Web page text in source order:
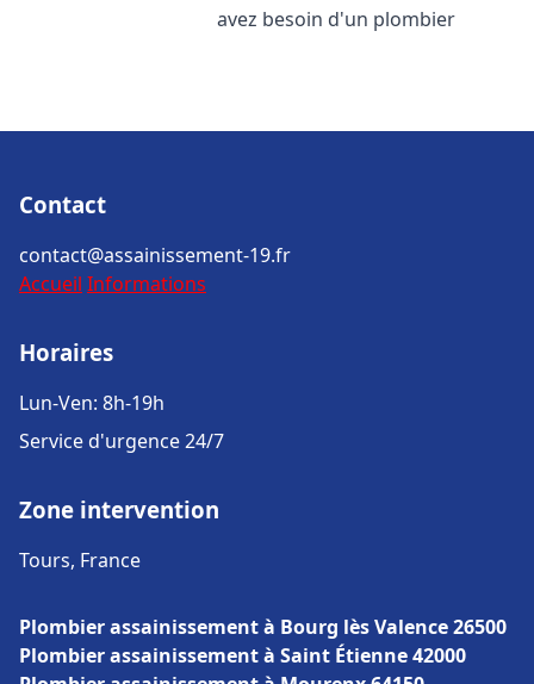
avez besoin d'un plombier
Contact
contact@assainissement-19.fr
Accueil Informations
Horaires
Lun-Ven: 8h-19h
Service d'urgence 24/7
Zone intervention
Tours, France
Plombier assainissement à Bourg lès Valence 26500
Plombier assainissement à Saint Étienne 42000